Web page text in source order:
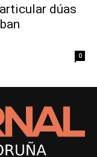
dúas
0